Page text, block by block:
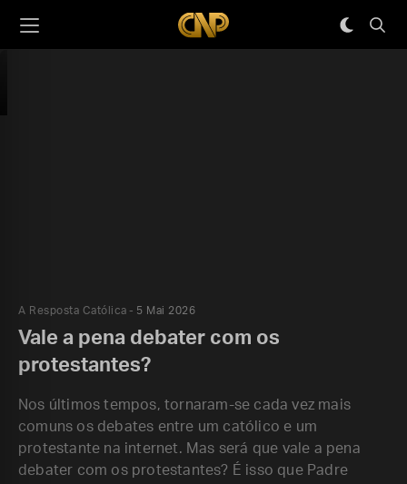
A Resposta Católica 5 Mai 2026
Vale a pena debater com os
protestantes?
Nos últimos tempos, tornaram-se cada vez mais
comuns os debates entre um católico e um
protestante na internet. Mas será que vale a pena
debater com os protestantes? É isso que Padre